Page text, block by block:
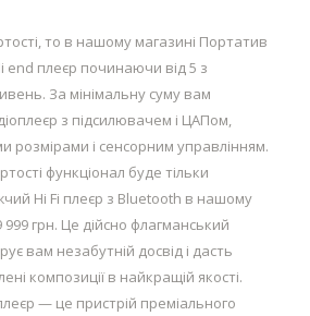
то в нашому магазині Портатив
end плеєр починаючи від 5 з
За мінімальну суму вам
з підсилювачем і ЦАПом,
розмірами і сенсорним управлінням.
функціонал буде тільки
Hi Fi плеєр з Bluetooth в нашому
999 грн. Це дійсно флагманський
вам незабутній досвід і дасть
композиції в найкращій якості.
— це пристрій преміального